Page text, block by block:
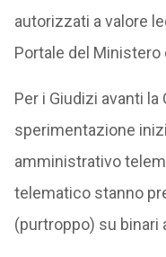
autorizzati a valore
Portale del
Per i Giudizi avanti
sperimentazione
amministrativo
telematico stanno
(purtroppo) su binari